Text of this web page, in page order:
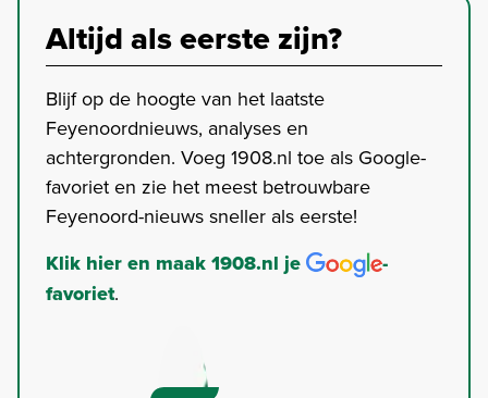
Altijd als eerste zijn?
Blijf op de hoogte van het laatste
Feyenoordnieuws, analyses en
achtergronden. Voeg 1908.nl toe als Google-
favoriet en zie het meest betrouwbare
Feyenoord-nieuws sneller als eerste!
Klik hier en maak 1908.nl je
-
favoriet.